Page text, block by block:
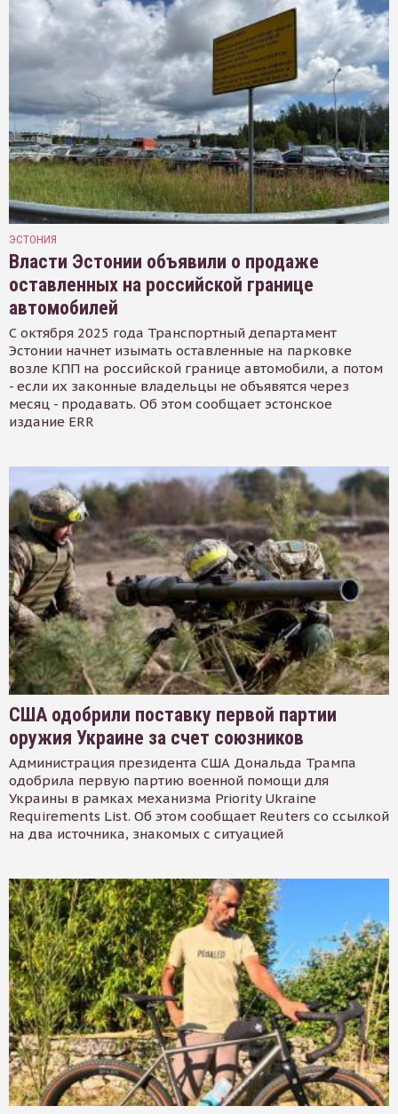
ЭСТОНИЯ
Власти Эстонии объявили о продаже
оставленных на российской границе
автомобилей
С октября 2025 года Транспортный департамент
Эстонии начнет изымать оставленные на парковке
возле КПП на российской границе автомобили, а потом
- если их законные владельцы не объявятся через
месяц - продавать. Об этом сообщает эстонское
издание ERR
США одобрили поставку первой партии
оружия Украине за счет союзников
Администрация президента США Дональда Трампа
одобрила первую партию военной помощи для
Украины в рамках механизма Priority Ukraine
Requirements List. Об этом сообщает Reuters со ссылкой
на два источника, знакомых с ситуацией